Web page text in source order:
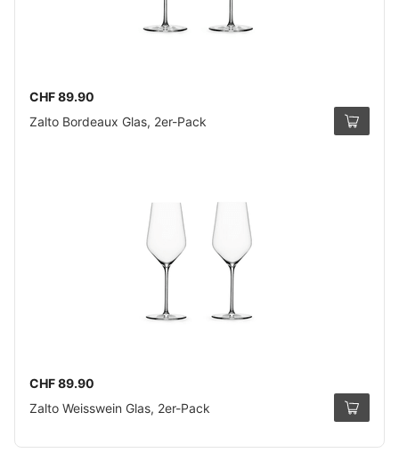
CHF 89.90
Zalto Bordeaux Glas, 2er-Pack
CHF 89.90
Zalto Weisswein Glas, 2er-Pack